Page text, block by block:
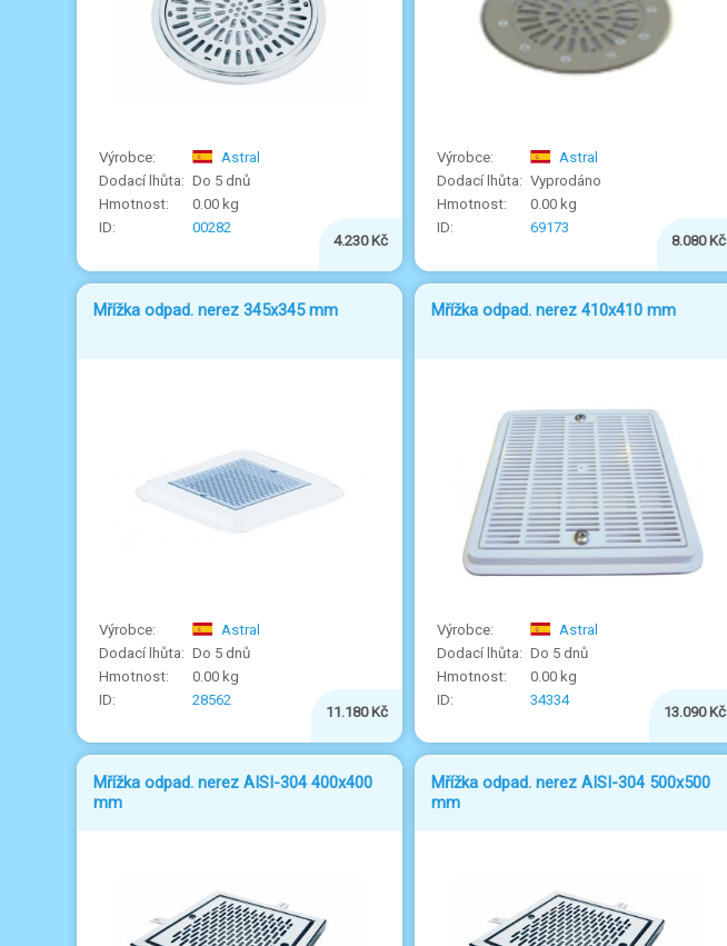
Astral
Do 5 dnů
0.00 kg
00282
4.230 Kč
Astral
Vyprodáno
0.00 kg
69173
8.080 Kč
Mřížka odpad. nerez 345x345 mm
Astral
Do 5 dnů
0.00 kg
28562
11.180 Kč
Mřížka odpad. nerez 410x410 mm
Astral
Do 5 dnů
0.00 kg
34334
13.090 Kč
Mřížka odpad. nerez AISI-304 400x400
mm
Mřížka odpad. nerez AISI-304 500x500
mm